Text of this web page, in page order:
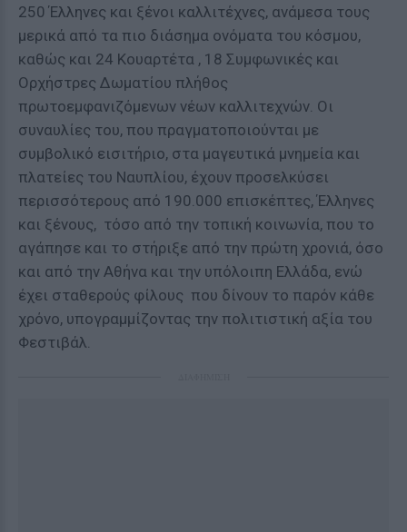
250 Έλληνες και ξένοι καλλιτέχνες, ανάμεσα τους
μερικά από τα πιο διάσημα ονόματα του κόσμου,
καθώς και 24 Κουαρτέτα , 18 Συμφωνικές και
Ορχήστρες Δωματίου πλήθος
πρωτοεμφανιζόμενων νέων καλλιτεχνών. Οι
συναυλίες του, που πραγματοποιούνται με
συμβολικό εισιτήριο, στα μαγευτικά μνημεία και
πλατείες του Ναυπλίου, έχουν προσελκύσει
περισσότερους από 190.000 επισκέπτες, Έλληνες
και ξένους, τόσο από την τοπική κοινωνία, που το
αγάπησε και το στήριξε από την πρώτη χρονιά, όσο
και από την Αθήνα και την υπόλοιπη Ελλάδα, ενώ
έχει σταθερούς φίλους που δίνουν το παρόν κάθε
χρόνο, υπογραμμίζοντας την πολιτιστική αξία του
Φεστιβάλ.